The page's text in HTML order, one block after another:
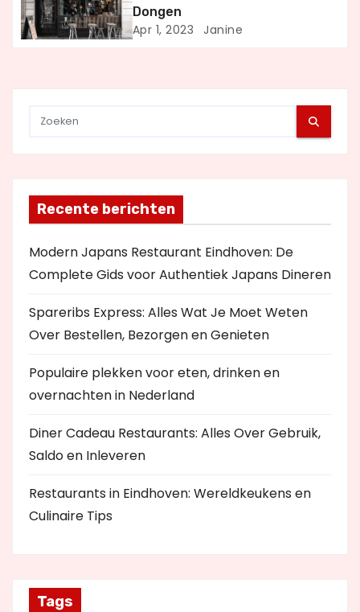
t
Dongen
Apr 1, 2023 Janine
Recente berichten
Modern Japans Restaurant Eindhoven: De
Complete Gids voor Authentiek Japans Dineren
Spareribs Express: Alles Wat Je Moet Weten
Over Bestellen, Bezorgen en Genieten
Populaire plekken voor eten, drinken en
overnachten in Nederland
Diner Cadeau Restaurants: Alles Over Gebruik,
Saldo en Inleveren
Restaurants in Eindhoven: Wereldkeukens en
Culinaire Tips
Tags